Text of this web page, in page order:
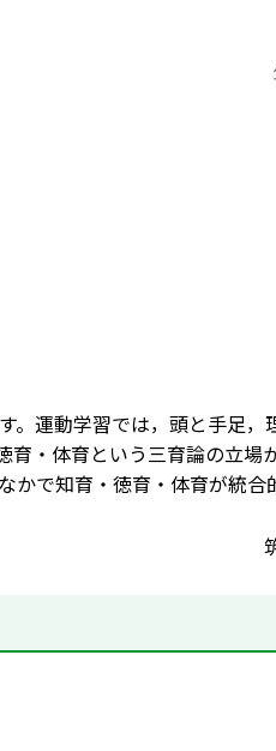
。運動学習では，頭と手足，
・体育という三育論の立場
で知育・徳育・体育が統合